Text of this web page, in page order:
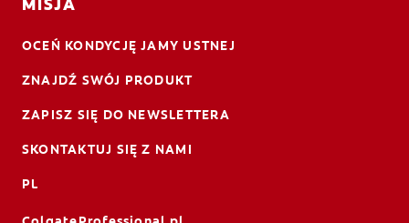
OCEŃ KONDYCJĘ JAMY USTNEJ
ZNAJDŹ SWÓJ PRODUKT
ZAPISZ SIĘ DO NEWSLETTERA
SKONTAKTUJ SIĘ Z NAMI
PL